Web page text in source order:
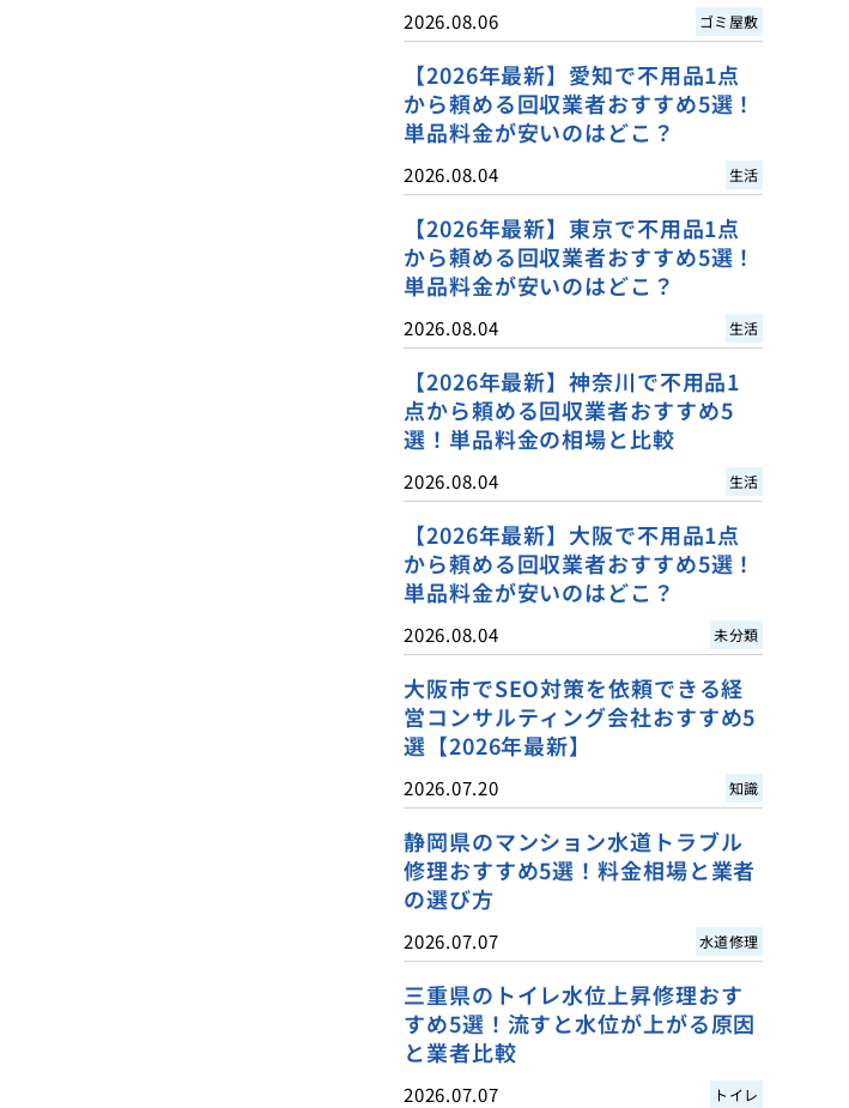
2026.08.06 ゴミ屋敷
【2026年最新】愛知で不用品1点
から頼める回収業者おすすめ5選！
単品料金が安いのはどこ？
2026.08.04 生活
【2026年最新】東京で不用品1点
から頼める回収業者おすすめ5選！
単品料金が安いのはどこ？
2026.08.04 生活
【2026年最新】神奈川で不用品1
点から頼める回収業者おすすめ5
選！単品料金の相場と比較
2026.08.04 生活
【2026年最新】大阪で不用品1点
から頼める回収業者おすすめ5選！
単品料金が安いのはどこ？
2026.08.04 未分類
大阪市でSEO対策を依頼できる経
営コンサルティング会社おすすめ5
選【2026年最新】
2026.07.20 知識
静岡県のマンション水道トラブル
修理おすすめ5選！料金相場と業者
の選び方
2026.07.07 水道修理
三重県のトイレ水位上昇修理おす
すめ5選！流すと水位が上がる原因
と業者比較
2026.07.07 トイレ